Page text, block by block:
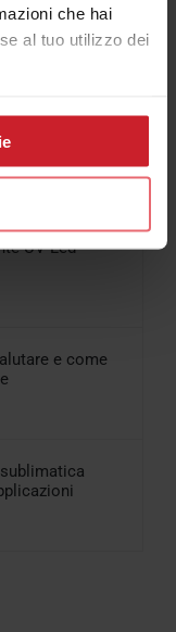
che hai
al tuo utilizzo dei
per Magliette
UV Led
e come